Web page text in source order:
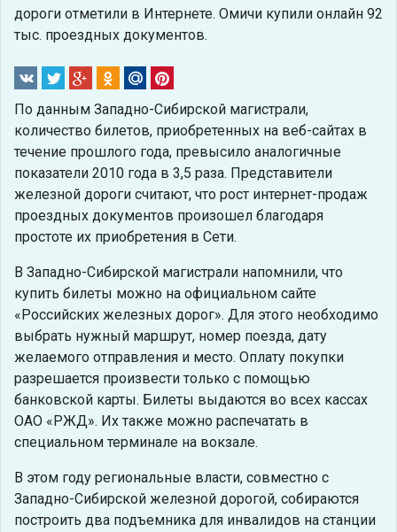
дороги отметили в Интернете. Омичи купили онлайн 92
тыс. проездных документов.
По данным Западно-Сибирской магистрали,
количество билетов, приобретенных на веб-сайтах в
течение прошлого года, превысило аналогичные
показатели 2010 года в 3,5 раза. Представители
железной дороги считают, что рост интернет-продаж
проездных документов произошел благодаря
простоте их приобретения в Сети.
В Западно-Сибирской магистрали напомнили, что
купить билеты можно на официальном сайте
«Российских железных дорог». Для этого необходимо
выбрать нужный маршрут, номер поезда, дату
желаемого отправления и место. Оплату покупки
разрешается произвести только с помощью
банковской карты. Билеты выдаются во всех кассах
ОАО «РЖД». Их также можно распечатать в
специальном терминале на вокзале.
В этом году региональные власти, совместно с
Западно-Сибирской железной дорогой, собираются
построить два подъемника для инвалидов на станции